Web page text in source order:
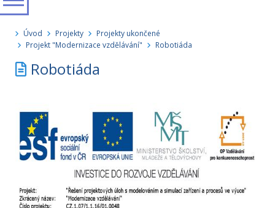
Úvod Projekty
Projekty ukončené
Projekt "Modernizace vzdělávání"
Robotiáda
Robotiáda